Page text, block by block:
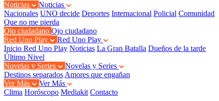
Noticias
Noticias
Nacionales UNO decide Deportes Internacional Policial Comunidad
Que no me pierda
Ojo ciudadano Ojo ciudadano
Red Uno Play
Red Uno Play
Inicio Red Uno Play Noticias La Gran Batalla Dueños de la tarde
Último Nivel
Novelas y Series
Novelas y Series
Destinos separados Amores que engañan
Ver Más
Ver Más
Clima Horóscopo Mediakit Contacto